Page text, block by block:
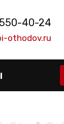
40-24
othodov.ru